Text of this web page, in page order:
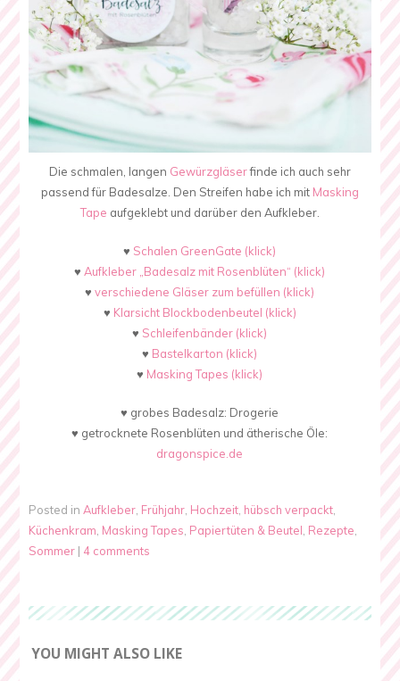
Die schmalen, langen Gewürzgläserfinde ich auch sehr
passend für Badesalze. Den Streifen habe ich mit Masking
Tape aufgeklebt und darüber den Aufkleber.
♥ Schalen GreenGate (klick)
♥Aufkleber „Badesalz mit Rosenblüten“ (klick)
♥verschiedene Gläser zum befüllen (klick)
♥ Klarsicht Blockbodenbeutel (klick)
♥ Schleifenbänder (klick)
♥ Bastelkarton (klick)
♥ Masking Tapes (klick)
♥ grobes Badesalz: Drogerie
♥ getrocknete Rosenblüten und ätherische Öle:
dragonspice.de
Posted inAufkleber, Frühjahr, Hochzeit, hübsch verpackt,
Küchenkram, Masking Tapes, Papiertüten & Beutel, Rezepte,
Sommer | 4 comments
YOU MIGHT ALSO LIKE